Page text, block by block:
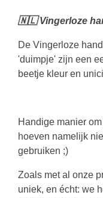
🇳🇱 Vingerloze
De Vingerloze
'duimpje' zijn een
beetje kleur en
Handige manier
hoeven namelijk
gebruiken ;)
Zoals met al onze
uniek, en écht: we